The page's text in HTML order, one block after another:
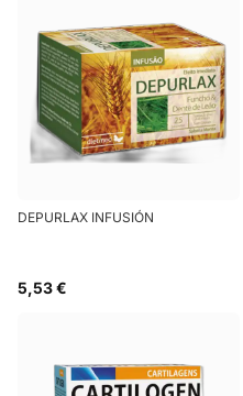
DEPURLAX INFUSIÓN
5,53 €